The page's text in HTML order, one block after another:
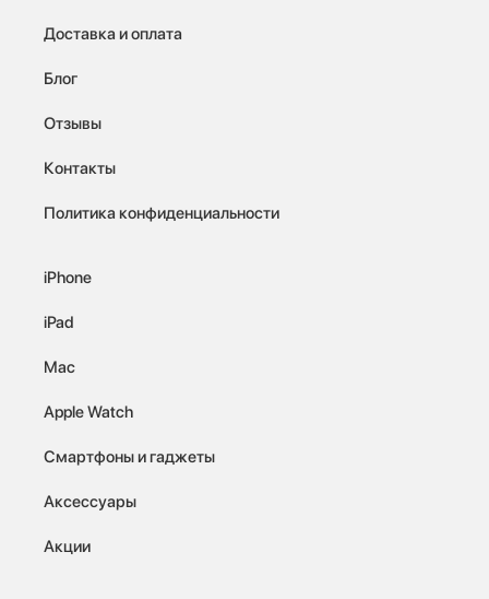
Доставка и оплата
Блог
Отзывы
Контакты
Политика конфиденциальности
iPhone
iPad
Mac
Apple Watch
Смартфоны и гаджеты
Аксессуары
Акции